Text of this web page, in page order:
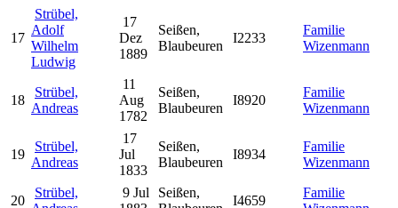
17
Strübel,
Adolf
Wilhelm
Ludwig
17
Dez
1889
Seißen,
Blaubeuren
I2233
Familie
Wizenmann
18
Strübel,
Andreas
11
Aug
1782
Seißen,
Blaubeuren
I8920
Familie
Wizenmann
19
Strübel,
Andreas
17
Jul
1833
Seißen,
Blaubeuren
I8934
Familie
Wizenmann
20
Strübel,
9 Jul
Seißen,
I4659
Familie